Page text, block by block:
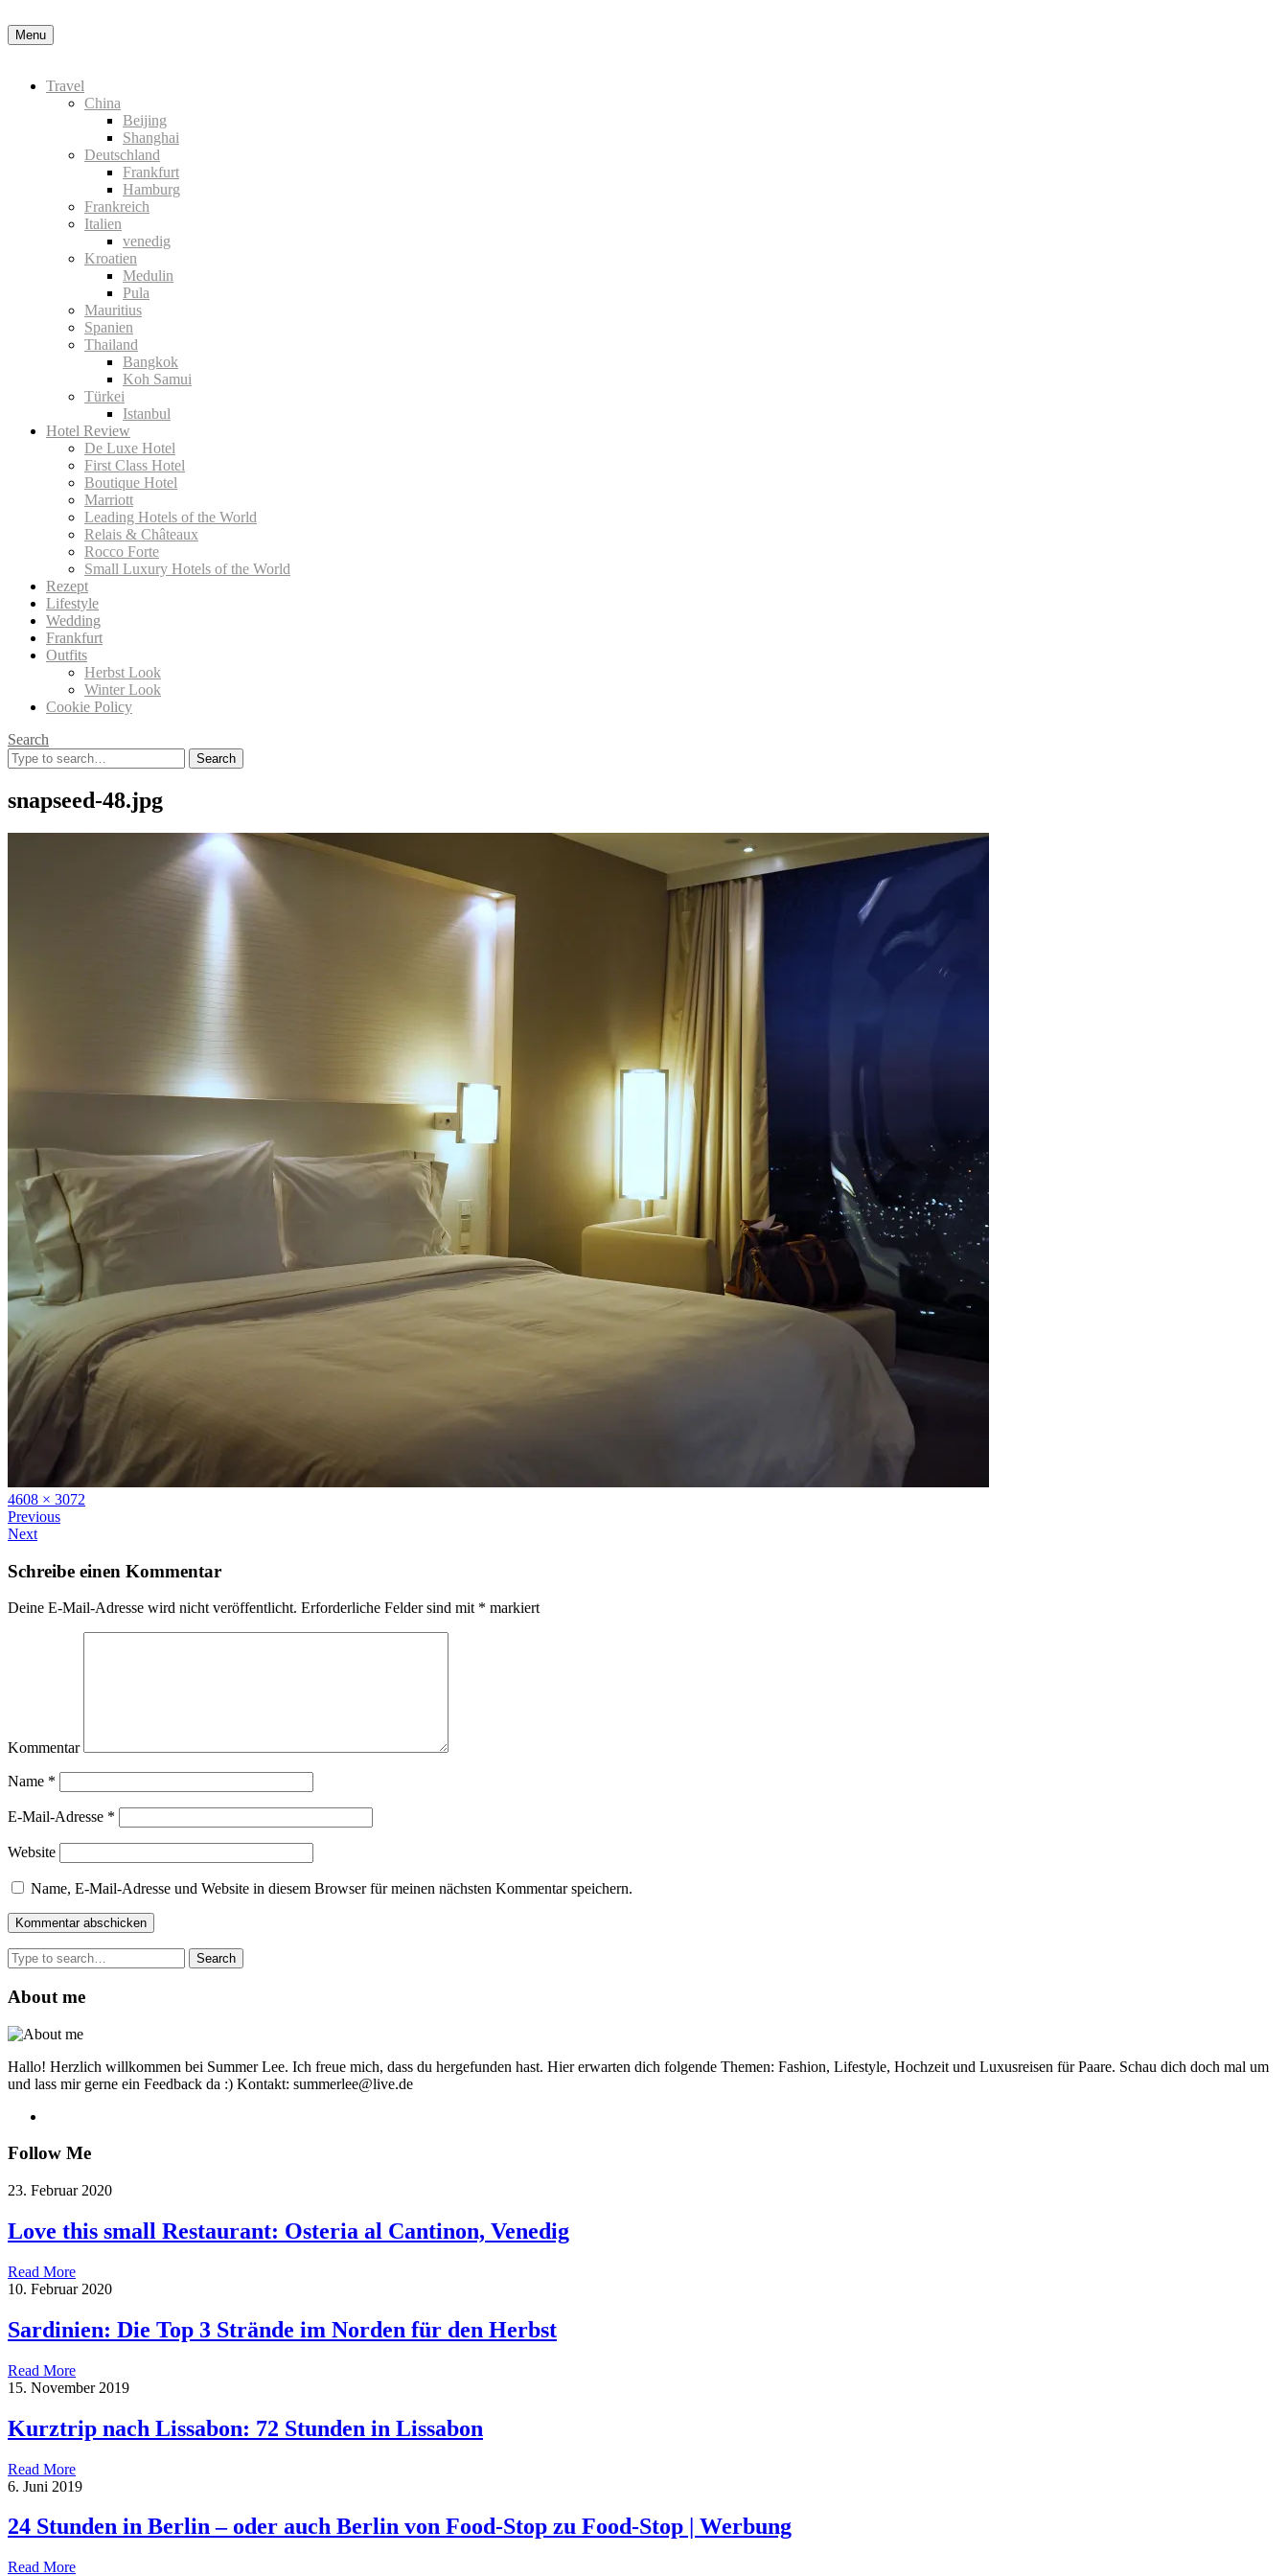
Menu
Travel
China
Beijing
Shanghai
Deutschland
Frankfurt
Hamburg
Frankreich
Italien
venedig
Kroatien
Medulin
Pula
Mauritius
Spanien
Thailand
Bangkok
Koh Samui
Türkei
Istanbul
Hotel Review
De Luxe Hotel
First Class Hotel
Boutique Hotel
Marriott
Leading Hotels of the World
Relais & Châteaux
Rocco Forte
Small Luxury Hotels of the World
Rezept
Lifestyle
Wedding
Frankfurt
Outfits
Herbst Look
Winter Look
Cookie Policy
Search
Search
for:
snapseed-48.jpg
Full
size
4608 × 3072
Previous
Next
Schreibe einen Kommentar
Deine E-Mail-Adresse wird nicht veröffentlicht. Erforderliche Felder sind mit * markiert
Kommentar
Name *
E-Mail-Adresse *
Website
Name, E-Mail-Adresse und Website in diesem Browser für meinen nächsten Kommentar speichern.
Search
for:
About me
Hallo! Herzlich willkommen bei Summer Lee. Ich freue mich, dass du hergefunden hast. Hier erwarten dich folgende Themen: Fashion, Lifestyle, Hochzeit und Luxusreisen für Paare. Schau dich doch mal um
und lass mir gerne ein Feedback da :) Kontakt: summerlee@live.de
Follow Me
23. Februar 2020
Love this small Restaurant: Osteria al Cantinon, Venedig
Read More
10. Februar 2020
Sardinien: Die Top 3 Strände im Norden für den Herbst
Read More
15. November 2019
Kurztrip nach Lissabon: 72 Stunden in Lissabon
Read More
6. Juni 2019
24 Stunden in Berlin – oder auch Berlin von Food-Stop zu Food-Stop | Werbung
Read More